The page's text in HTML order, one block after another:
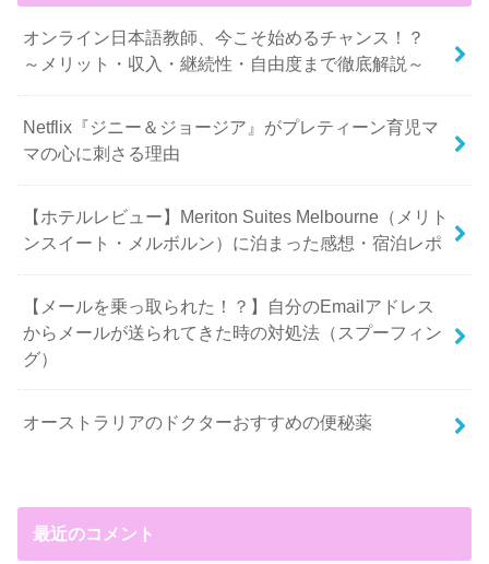
オンライン日本語教師、今こそ始めるチャンス！？
～メリット・収入・継続性・自由度まで徹底解説～
Netflix『ジニー＆ジョージア』がプレティーン育児マ
マの心に刺さる理由
【ホテルレビュー】Meriton Suites Melbourne（メリト
ンスイート・メルボルン）に泊まった感想・宿泊レポ
【メールを乗っ取られた！？】自分のEmailアドレス
からメールが送られてきた時の対処法（スプーフィン
グ）
オーストラリアのドクターおすすめの便秘薬
最近のコメント